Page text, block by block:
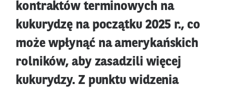
kontraktów terminowych na
kukurydzę na początku 2025 r., co
może wpłynąć na amerykańskich
rolników, aby zasadzili więcej
kukurydzy. Z punktu widzenia